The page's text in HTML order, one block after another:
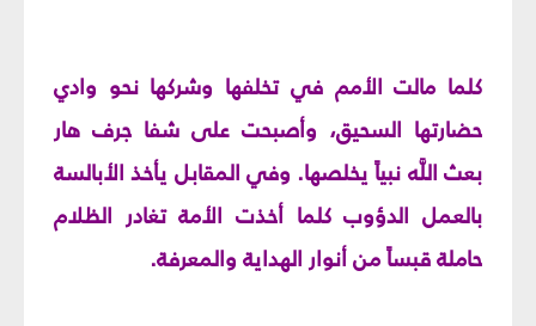
كلما مالت الأمم في تخلفها وشركها نحو وادي
حضارتها السحيق، وأصبحت على شفا جرف هار
بعث اللَّه نبياً يخلصها. وفي المقابل يأخذ الأبالسة
بالعمل الدؤوب كلما أخذت الأمة تغادر الظلام
حاملة قبساً من أنوار الهداية والمعرفة.